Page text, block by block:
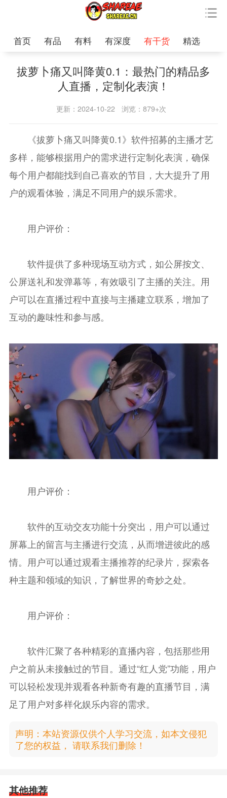
首页 有品 有料 有深度 有干货 精选
拔萝卜痛又叫降黄0.1：最热门的精品多
人直播，定制化表演！
更新：2024-10-22 浏览：879+次
《拔萝卜痛又叫降黄0.1》软件招募的主播才艺
多样，能够根据用户的需求进行定制化表演，确保
每个用户都能找到自己喜欢的节目，大大提升了用
户的观看体验，满足不同用户的娱乐需求。
用户评价：
软件提供了多种现场互动方式，如公屏按文、
公屏送礼和发弹幕等，有效吸引了主播的关注。用
户可以在直播过程中直接与主播建立联系，增加了
互动的趣味性和参与感。
用户评价：
软件的互动交友功能十分突出，用户可以通过
屏幕上的留言与主播进行交流，从而增进彼此的感
情。用户可以通过观看主播推荐的纪录片，探索各
种主题和领域的知识，了解世界的奇妙之处。
用户评价：
软件汇聚了各种精彩的直播内容，包括那些用
户之前从未接触过的节目。通过“红人党”功能，用户
可以轻松发现并观看各种新奇有趣的直播节目，满
足了用户对多样化娱乐内容的需求。
声明：本站资源仅供个人学习交流，如本文侵犯
了您的权益， 请联系我们删除！
其他推荐